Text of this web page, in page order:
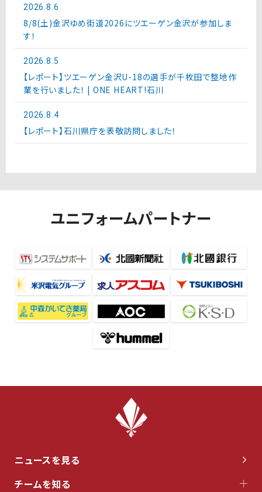
2026.8.6
8/8(土)金沢ゆめ街道2026にツエーゲン金沢が参加しま
す！
2026.8.5
【レポート】ツエーゲン金沢U-18の選手が千枚田で整地作
業を行いました！ | ONE HEART!石川
2026.8.4
【レポート】石川県庁を表敬訪問しました！
ユニフォームパートナー
ニュースを見る
チームを知る